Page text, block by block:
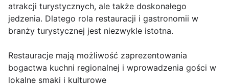
atrakcji turystycznych, ale także doskonałego
jedzenia. Dlatego rola restauracji i gastronomii w
branży turystycznej jest niezwykle istotna.
Restauracje mają możliwość zaprezentowania
bogactwa kuchni regionalnej i wprowadzenia gości w
lokalne smaki i kulturowe